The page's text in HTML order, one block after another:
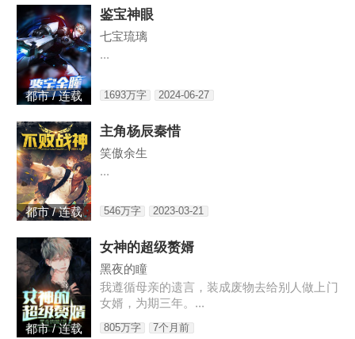
都市 / 连载
鉴宝神眼
七宝琉璃
...
1693万字 2024-06-27
都市 / 连载
主角杨辰秦惜
笑傲余生
...
546万字 2023-03-21
都市 / 连载
女神的超级赘婿
黑夜的瞳
我遵循母亲的遗言，装成废物去给别人做上门
女婿，为期三年。...
805万字 7个月前